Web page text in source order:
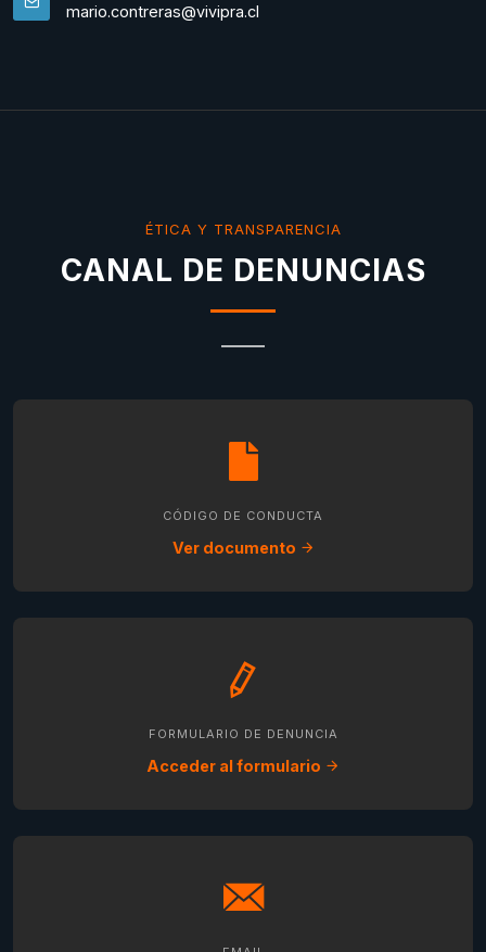
mario.contreras@vivipra.cl
ÉTICA Y TRANSPARENCIA
CANAL DE DENUNCIAS
CÓDIGO DE CONDUCTA
Ver documento
FORMULARIO DE DENUNCIA
Acceder al formulario